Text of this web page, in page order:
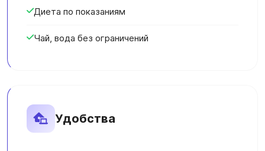
Диета по показаниям
Чай, вода без ограничений
Удобства